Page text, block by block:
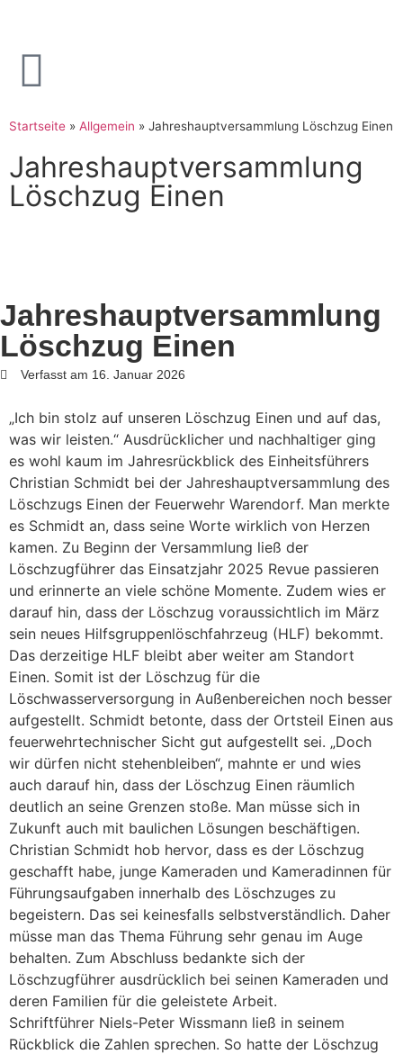
Startseite » Allgemein » Jahreshauptversammlung Löschzug Einen
Jahreshauptversammlung
Löschzug Einen
Jahreshauptversammlung
Löschzug Einen
Verfasst am 16. Januar 2026
„Ich bin stolz auf unseren Löschzug Einen und auf das,
was wir leisten.“ Ausdrücklicher und nachhaltiger ging
es wohl kaum im Jahresrückblick des Einheitsführers
Christian Schmidt bei der Jahreshauptversammlung des
Löschzugs Einen der Feuerwehr Warendorf. Man merkte
es Schmidt an, dass seine Worte wirklich von Herzen
kamen. Zu Beginn der Versammlung ließ der
Löschzugführer das Einsatzjahr 2025 Revue passieren
und erinnerte an viele schöne Momente. Zudem wies er
darauf hin, dass der Löschzug voraussichtlich im März
sein neues Hilfsgruppenlöschfahrzeug (HLF) bekommt.
Das derzeitige HLF bleibt aber weiter am Standort
Einen. Somit ist der Löschzug für die
Löschwasserversorgung in Außenbereichen noch besser
aufgestellt. Schmidt betonte, dass der Ortsteil Einen aus
feuerwehrtechnischer Sicht gut aufgestellt sei. „Doch
wir dürfen nicht stehenbleiben“, mahnte er und wies
auch darauf hin, dass der Löschzug Einen räumlich
deutlich an seine Grenzen stoße. Man müsse sich in
Zukunft auch mit baulichen Lösungen beschäftigen.
Christian Schmidt hob hervor, dass es der Löschzug
geschafft habe, junge Kameraden und Kameradinnen für
Führungsaufgaben innerhalb des Löschzuges zu
begeistern. Das sei keinesfalls selbstverständlich. Daher
müsse man das Thema Führung sehr genau im Auge
behalten. Zum Abschluss bedankte sich der
Löschzugführer ausdrücklich bei seinen Kameraden und
deren Familien für die geleistete Arbeit.
Schriftführer Niels-Peter Wissmann ließ in seinem
Rückblick die Zahlen sprechen. So hatte der Löschzug